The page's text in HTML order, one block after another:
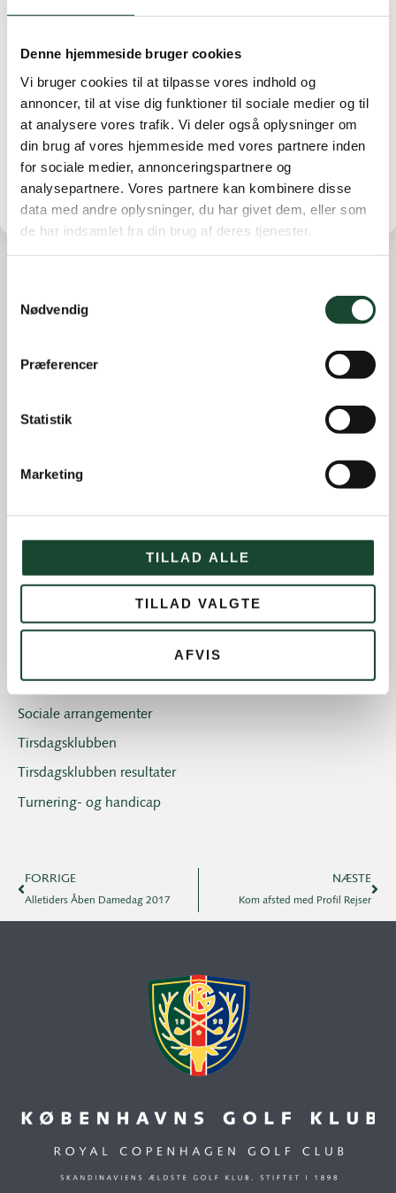
Denne hjemmeside bruger cookies
Vi bruger cookies til at tilpasse vores indhold og
annoncer, til at vise dig funktioner til sociale medier og til
at analysere vores trafik. Vi deler også oplysninger om
din brug af vores hjemmeside med vores partnere inden
for sociale medier, annonceringspartnere og
analysepartnere. Vores partnere kan kombinere disse
data med andre oplysninger, du har givet dem, eller som
de har indsamlet fra din brug af deres tjenester.
Nødvendig
Præferencer
Statistik
Marketing
TILLAD ALLE
TILLAD VALGTE
AFVIS
af Vivi Hallstein og Tommy G. Petersen med 33 p. Nr.
Winther og Bjarne Jespersen. Nr. 4 Lea Høst og Jan
Hummer også med 32 p. Placeringen er sket efter
laveste handicap
Banestatus
Hus- og restauration
Introgolf
Klubben
Nyhedsbreve
Professionals
Sociale arrangementer
Tirsdagsklubben
Tirsdagsklubben resultater
Turnering- og handicap
FORRIGE
Alletiders Åben Damedag 2017
NÆSTE
Kom afsted med Profil Rejser